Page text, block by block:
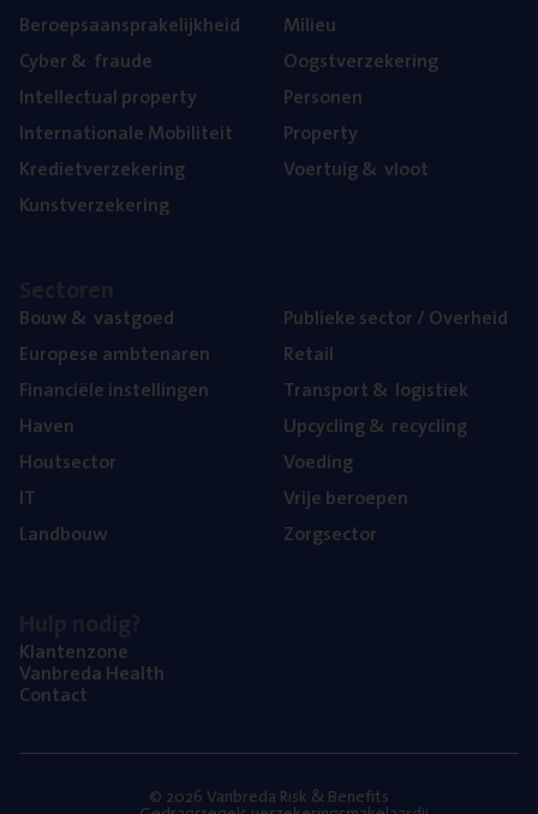
Beroeps­aan­spra­ke­lijk­heid
Cyber& fraude
Intel­lec­tu­al property
Inter­na­ti­o­na­le Mobiliteit
Kre­diet­ver­ze­ke­ring
Kunst­ver­ze­ke­ring
Mili­eu
Oogst­ver­ze­ke­ring
Per­so­nen
Pro­per­ty
Voer­tuig& vloot
Bouw& vastgoed
Euro­pe­se ambtenaren
Finan­ci­ë­le instellingen
Haven
Hout­sec­tor
IT
Land­bouw
Publie­ke sec­tor / Overheid
Retail
Trans­port& logistiek
Upcy­cling& recycling
Voe­ding
Vrije beroe­pen
Zorg­sec­tor
Klan­ten­zo­ne
Van­b­re­da Health
Con­tact
© 2026 Vanbreda Risk & Benefits